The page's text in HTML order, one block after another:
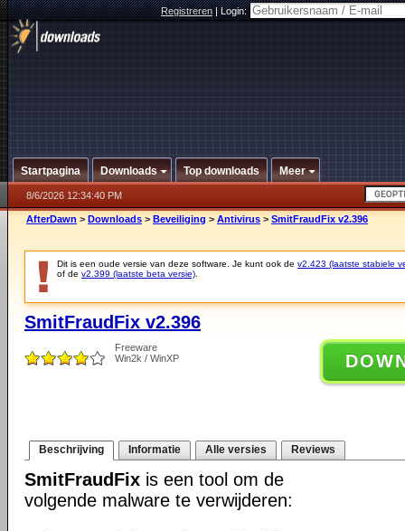
Registreren|Login:
Startpagina Downloads Top downloads Meer
8/6/2026 12:34:40 PM
AfterDawn > Downloads > Beveiliging > Antivirus > SmitFraudFix v2.396
Dit is een oude versie van deze software. Je kunt ook de v2.423 (laatste stabiele
of de v2.399 (laatste beta versie)
SmitFraudFix v2.396
Freeware
Win2k / WinXP
Beschrijving Informatie Alle versies Reviews
SmitFraudFix is een tool om de
volgende malware te verwijderen: